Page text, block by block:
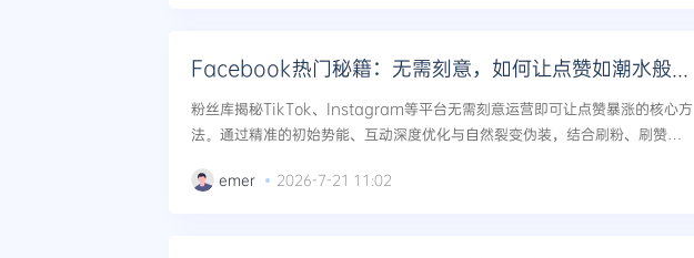
Facebook热门秘籍：无需刻意，如何让点赞如潮水般涌来
粉丝库揭秘TikTok、Instagram等平台无需刻意运营即可让点赞暴涨的核心方
法。通过精准的初始势能、互动深度优化与自然裂变伪装，结合刷粉、刷赞、
emer 2026-7-21 11:02